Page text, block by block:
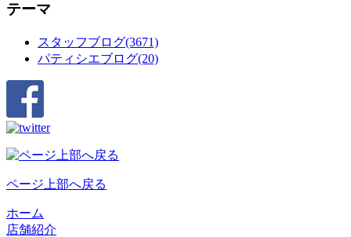
テーマ
スタッフブログ(3671)
パティシエブログ(20)
ページ上部へ戻る
ホーム
店舗紹介